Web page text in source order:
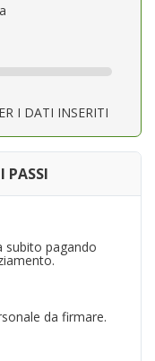
I DATI INSERITI
PASSI
subito pagando
da firmare.